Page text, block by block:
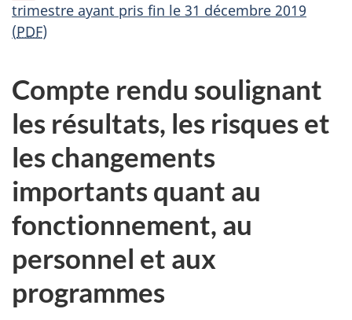
trimestre ayant pris fin le 31 décembre 2019
(PDF)
Compte rendu soulignant
les résultats, les risques et
les changements
importants quant au
fonctionnement, au
personnel et aux
programmes